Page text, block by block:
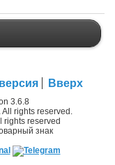
Вверх
3.6.8
rights reserved.
rights reserved
знак